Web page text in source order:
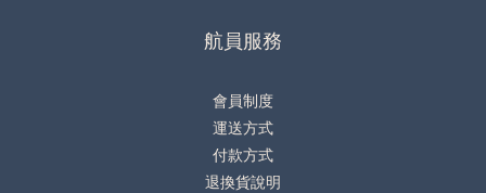
航員服務
會員制度
運送方式
付款方式
退換貨說明